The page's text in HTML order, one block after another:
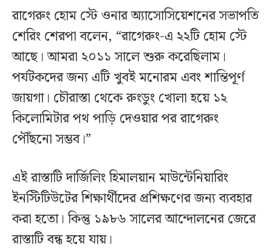
রাগেরুং হোম স্টে ওনার অ্যাসোসিয়েশনের সভাপতি
শেরিং শেরপা বলেন, “রাগেরুং-এ ২২টি হোম স্টে
আছে। আমরা ২০১১ সালে শুরু করেছিলাম।
পর্যটকদের জন্য এটি খুবই মনোরম এবং শান্তিপূর্ণ
জায়গা। চৌরাস্তা থেকে রুংডুং খোলা হয়ে ১২
কিলোমিটার পথ পাড়ি দেওয়ার পর রাগেরুং
পৌঁছনো সম্ভব।”
এই রাস্তাটি দার্জিলিং হিমালয়ান মাউন্টেনিয়ারিং
ইনস্টিটিউটের শিক্ষার্থীদের প্রশিক্ষণের জন্য ব্যবহার
করা হতো। কিন্তু ১৯৮৬ সালের আন্দোলনের জেরে
রাস্তাটি বন্ধ হয়ে যায়।